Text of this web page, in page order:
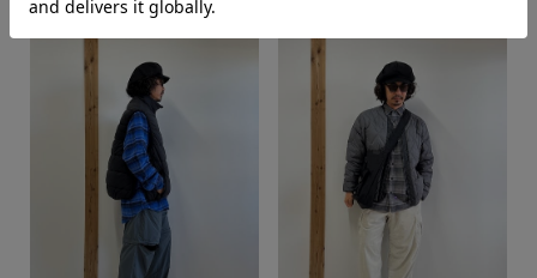
商品タイプ
通常商品 予約商品
セール価格 WEB限定